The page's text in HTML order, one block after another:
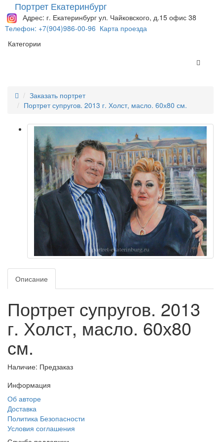
Портрет Екатеринбург
Адрес: г. Екатеринбург ул. Чайковского, д.15 офис 38
Телефон: +7(904)986-00-96 Карта проезда
Категории
Заказать портрет
Портрет супругов. 2013 г. Холст, масло. 60х80 см.
Описание
Портрет супругов. 2013
г. Холст, масло. 60х80
см.
Наличие: Предзаказ
Информация
Об авторе
Доставка
Политика Безопасности
Условия соглашения